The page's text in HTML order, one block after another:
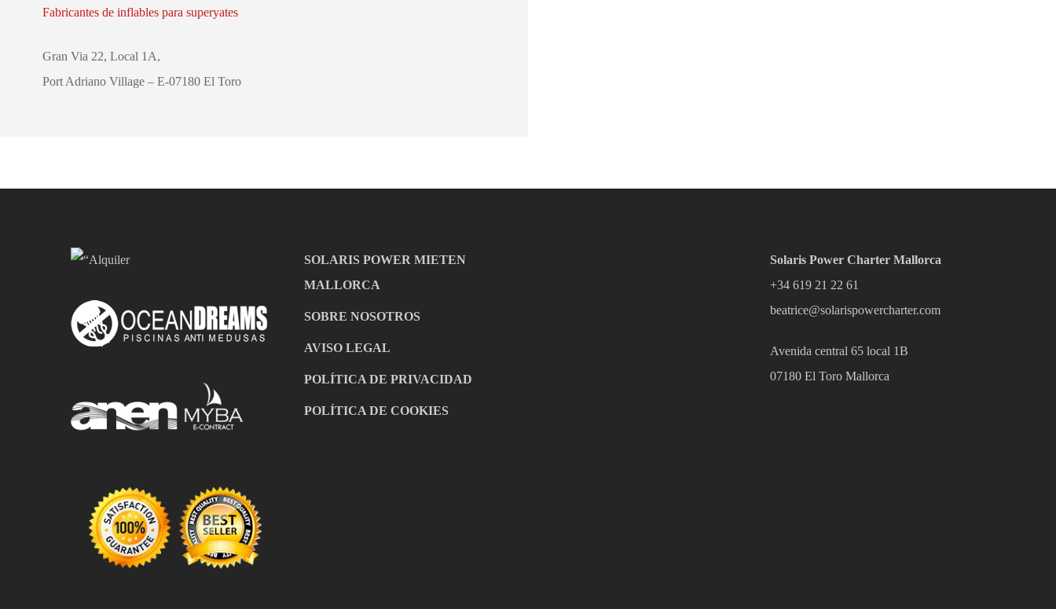
Fabricantes de inflables para superyates
Gran Via 22, Local 1A,
Port Adriano Village – E-07180 El Toro
SOLARIS POWER MIETEN
MALLORCA
SOBRE NOSOTROS
AVISO LEGAL
POLÍTICA DE PRIVACIDAD
POLÍTICA DE COOKIES
Solaris Power Charter Mallorca
+34 619 21 22 61
beatrice@solarispowercharter.com
Avenida central 65 local 1B
07180 El Toro Mallorca